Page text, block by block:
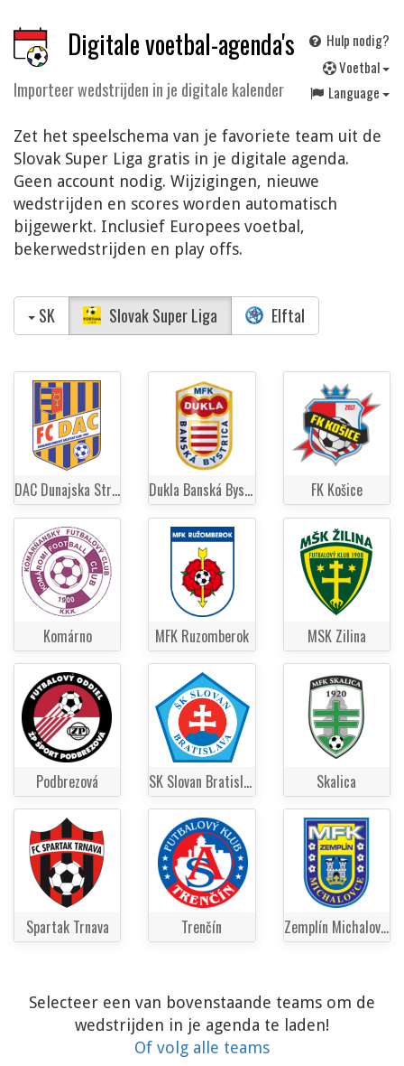
Digitale voetbal-agenda's
Importeer wedstrijden in je digitale kalender
Hulp nodig?
Voetbal
Language
Zet het speelschema van je favoriete team uit de
Slovak Super Liga gratis in je digitale agenda.
Geen account nodig. Wijzigingen, nieuwe
wedstrijden en scores worden automatisch
bijgewerkt. Inclusief Europees voetbal,
bekerwedstrijden en play offs.
SK Slovak Super Liga Elftal
DAC Dunajska Streda Dukla Banská Bystrica FK Košice
Komárno MFK Ruzomberok MSK Zilina
Podbrezová SK Slovan Bratislava Skalica
Spartak Trnava Trenčín Zemplín Michalovce
Selecteer een van bovenstaande teams om de
wedstrijden in je agenda te laden!
Of volg alle teams